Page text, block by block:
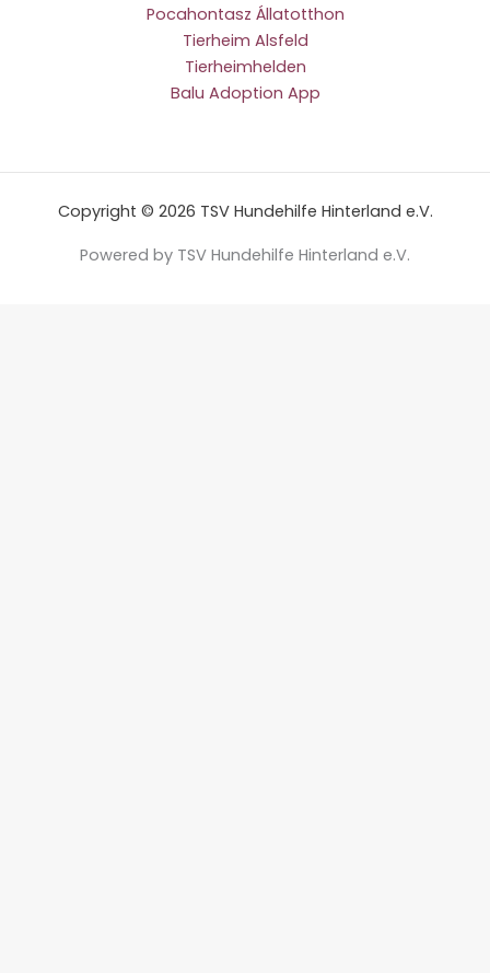
Pocahontasz Állatotthon
Tierheim Alsfeld
Tierheimhelden
Balu Adoption App
Copyright © 2026 TSV Hundehilfe Hinterland e.V.
Powered by TSV Hundehilfe Hinterland e.V.